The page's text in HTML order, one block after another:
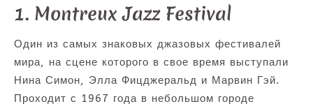
1. Montreux Jazz Festival
Один из самых знаковых джазовых фестивалей
мира, на сцене которого в свое время выступали
Нина Симон, Элла Фицджеральд и Марвин Гэй.
Проходит с 1967 года в небольшом городе